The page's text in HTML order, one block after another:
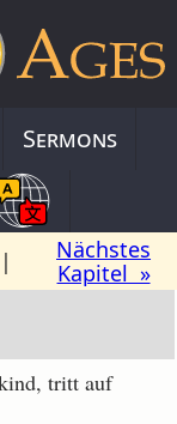
Sermons
Nächstes
Kapitel »
tritt auf